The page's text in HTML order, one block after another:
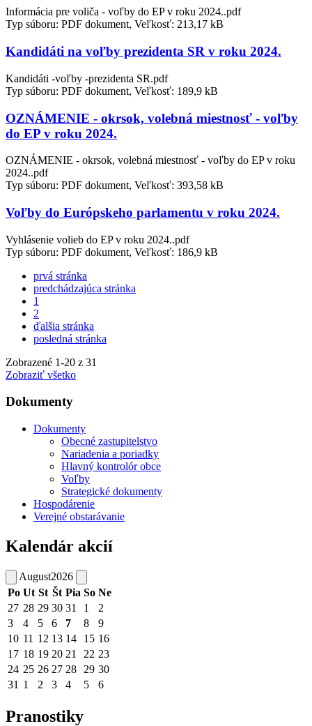
Informácia pre voliča - voľby do EP v roku 2024..pdf
Typ súboru: PDF dokument, Veľkosť: 213,17 kB
Kandidáti na voľby prezidenta SR v roku 2024.
Kandidáti -voľby -prezidenta SR.pdf
Typ súboru: PDF dokument, Veľkosť: 189,9 kB
OZNÁMENIE - okrsok, volebná miestnosť - voľby
do EP v roku 2024.
OZNÁMENIE - okrsok, volebná miestnosť - voľby do EP v roku
2024..pdf
Typ súboru: PDF dokument, Veľkosť: 393,58 kB
Voľby do Európskeho parlamentu v roku 2024.
Vyhlásenie volieb do EP v roku 2024..pdf
Typ súboru: PDF dokument, Veľkosť: 186,9 kB
prvá stránka
predchádzajúca stránka
1
2
ďalšia stránka
posledná stránka
Zobrazené 1-20 z 31
Zobraziť všetko
Dokumenty
Dokumenty
Obecné zastupitelstvo
Nariadenia a poriadky
Hlavný kontrolór obce
Voľby
Strategické dokumenty
Hospodárenie
Verejné obstarávanie
Kalendár akcií
August2026
Po Ut St Št Pia So Ne
27 28 29 30 31 1
2
3
4 5 6 7 8
9
10 11 12 13 14 15 16
17 18 19 20 21 22 23
24 25 26 27 28 29 30
31 1 2 3 4 5 6
Pranostiky